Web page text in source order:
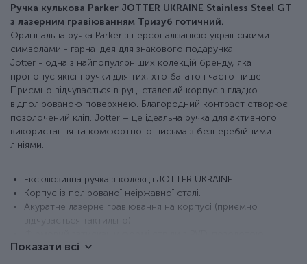
Ручка кулькова Parker JOTTER UKRAINE Stainless Steel GT
з лазерним гравіюванням Тризуб готичний.
Оригінальна ручка Parker з персоналізацією українськими
символами - гарна ідея для знакового подарунка.
Jotter - одна з найпопулярніших колекцій бренду, яка
пропонує якісні ручки для тих, хто багато і часто пише.
Приємно відчувається в руці сталевий корпус з гладко
відполірованою поверхнею. Благородний контраст створює
позолочений кліп. Jotter – це ідеальна ручка для активного
використання та комфортного письма з безперебійними
лініями.
Ексклюзивна ручка з колекції JOTTER UKRAINE.
Корпус із полірованої неіржавної сталі.
Акуратне лазерне гравіювання на корпусі (приємно
відчувається тактильно).
Класична активація стрижня натисканням кнопки.
Показати всі